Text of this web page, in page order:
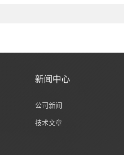
新闻中心
公司新闻
技术文章